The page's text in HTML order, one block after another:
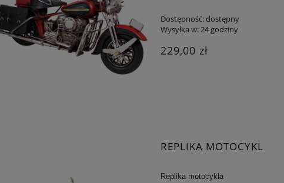
Dostępność:dostępny
Wysyłka w:24 godziny
229,00 zł
REPLIKA MOTOCYKL
Replika motocykla